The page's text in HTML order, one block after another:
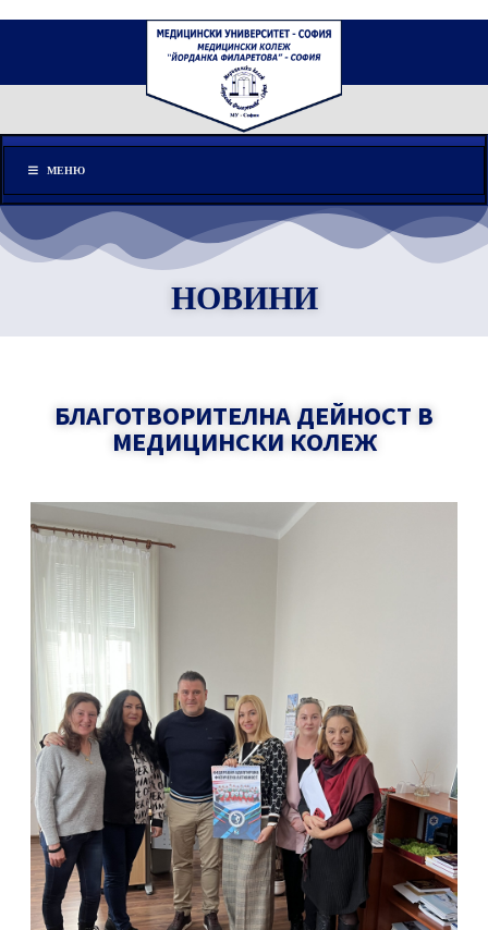
Меню
МЕНЮ
НОВИНИ
БЛАГОТВОРИТЕЛНА ДЕЙНОСТ В
МЕДИЦИНСКИ КОЛЕЖ